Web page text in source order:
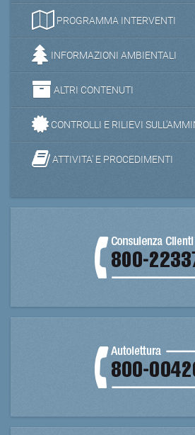
PROGRAMMA INTERVENTI
INFORMAZIONI AMBIENTALI
ALTRI CONTENUTI
CONTROLLI E RILIEVI
ATTIVITA' E PROCEDIMENTI